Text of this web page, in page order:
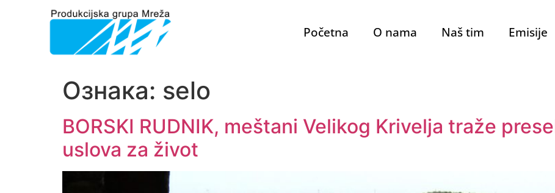
Početna O nama Naš tim Emisije
Ознака: selo
BORSKI RUDNIK, meštani Velikog Krivelja traže
uslova za život